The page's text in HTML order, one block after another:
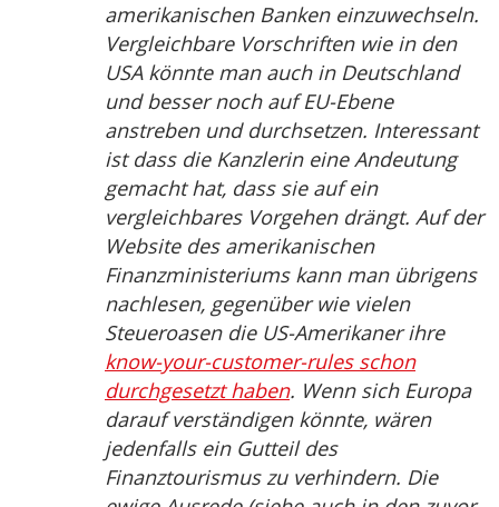
amerikanischen Banken einzuwechseln.
Vergleichbare Vorschriften wie in den
USA könnte man auch in Deutschland
und besser noch auf EU-Ebene
anstreben und durchsetzen. Interessant
ist dass die Kanzlerin eine Andeutung
gemacht hat, dass sie auf ein
vergleichbares Vorgehen drängt. Auf der
Website des amerikanischen
Finanzministeriums kann man übrigens
nachlesen, gegenüber wie vielen
Steueroasen die US-Amerikaner ihre
know-your-customer-rules schon
durchgesetzt haben. Wenn sich Europa
darauf verständigen könnte, wären
jedenfalls ein Gutteil des
Finanztourismus zu verhindern. Die